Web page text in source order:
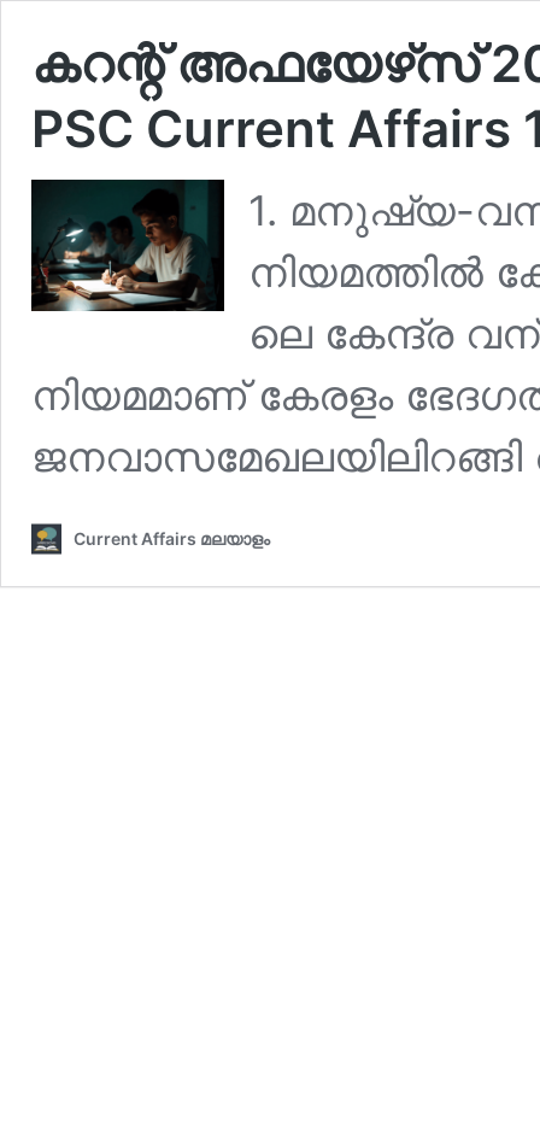
കറന്റ് അഫയേഴ്‌സ്
PSC Current Affairs
1. മനുഷ്യ-
നിയമത്തില്‍
ലെ കേന്ദ്ര
നിയമമാണ് കേരളം
Current Affairs മലയാളം